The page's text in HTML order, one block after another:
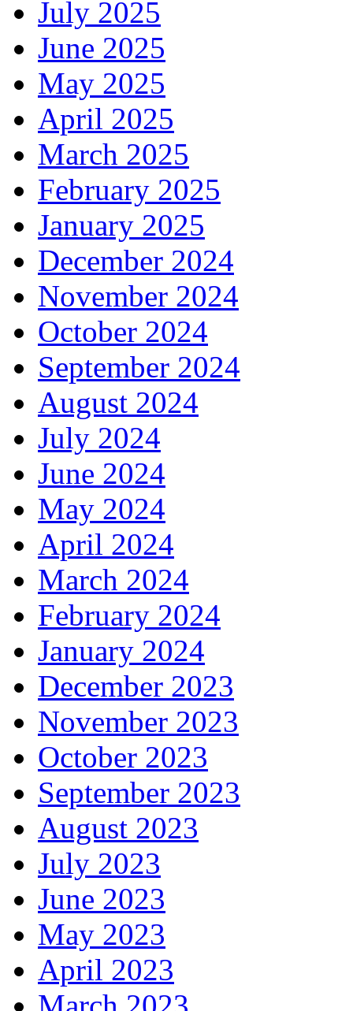
July 2025
June 2025
May 2025
April 2025
March 2025
February 2025
January 2025
December 2024
November 2024
October 2024
September 2024
August 2024
July 2024
June 2024
May 2024
April 2024
March 2024
February 2024
January 2024
December 2023
November 2023
October 2023
September 2023
August 2023
July 2023
June 2023
May 2023
April 2023